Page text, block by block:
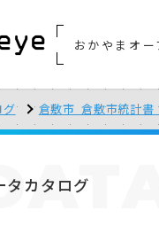
おかやまオ
グ 倉敷市_倉敷市統計書
タカタログ